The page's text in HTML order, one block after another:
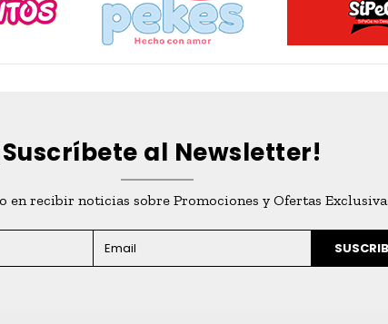
al Newsletter!
en recibir noticias sobre Promociones y Ofertas